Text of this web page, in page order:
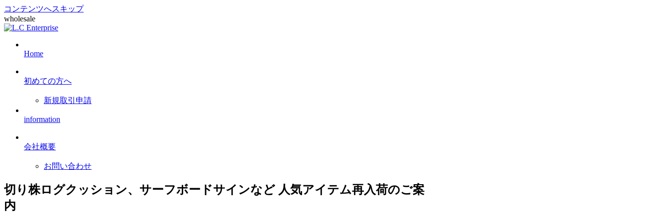
コンテンツへスキップ
wholesale
Home
初めての方へ
新規取引申請
information
会社概要
お問い合わせ
切り株ログクッション、サーフボードサインなど 人気アイテム再入荷のご案
内